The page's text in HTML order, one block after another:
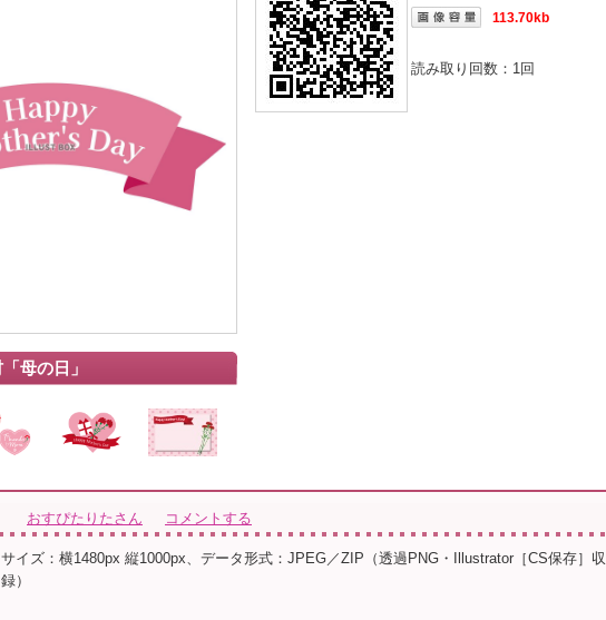
母の日」
113.70kb
読み取り回数： 1回
おすぴたりたさん コメントする
サイズ：横1480px 縦1000px、データ形式：JPEG／ZIP（透過PNG・Illustrator［CS保存］収
録）